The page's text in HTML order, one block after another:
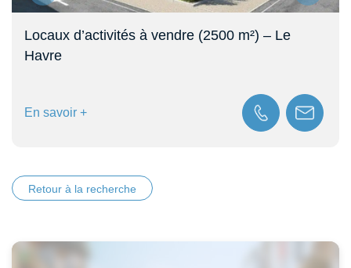
m²) – Le Local d’activités 855 m² à
Retour à la recherche